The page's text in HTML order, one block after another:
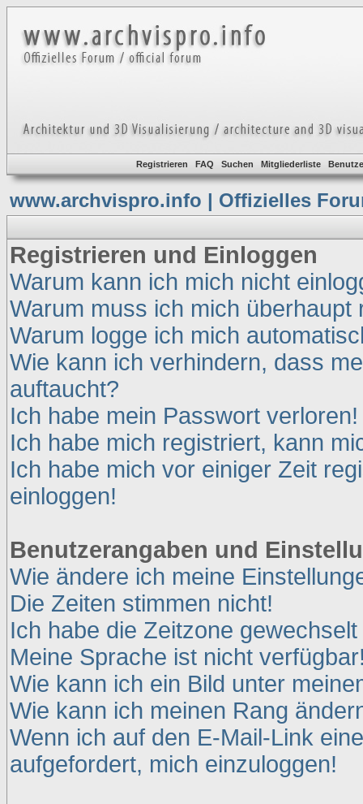
Registrieren FAQ Suchen Mitgliederliste
www.archvispro.info | Offizielles
Registrieren und Einloggen
Warum kann ich mich nicht
Warum muss ich mich überhaupt
Warum logge ich mich
Wie kann ich verhindern, dass
auftaucht?
Ich habe mein Passwort verloren!
Ich habe mich registriert, kann
Ich habe mich vor einiger Zeit
einloggen!
Benutzerangaben und
Wie ändere ich meine
Die Zeiten stimmen nicht!
Ich habe die Zeitzone
Meine Sprache ist nicht
Wie kann ich ein Bild unter
Wie kann ich meinen Rang
Wenn ich auf den E-Mail-Link
aufgefordert, mich einzuloggen!